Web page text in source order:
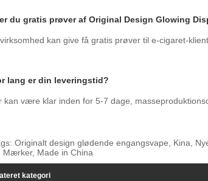
du gratis prøver af Original Design Glowing
kan give få gratis prøver til e-cigaret-
lang er din leveringstid?
kan være klar inden for 5-7 dage,
Originalt design glødende engangsvape, Kina,
Mærker, Made in China
kategori